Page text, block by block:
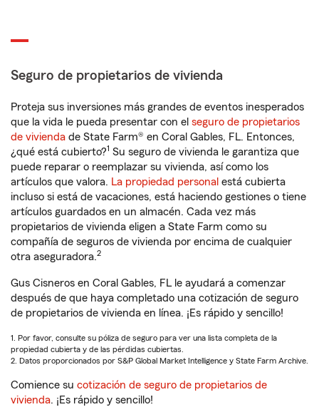
Seguro de propietarios de vivienda
Proteja sus inversiones más grandes de eventos inesperados
que la vida le pueda presentar con el seguro de propietarios
de vivienda de State Farm® en Coral Gables, FL. Entonces,
¿qué está cubierto?1 Su seguro de vivienda le garantiza que
puede reparar o reemplazar su vivienda, así como los
artículos que valora. La propiedad personal está cubierta
incluso si está de vacaciones, está haciendo gestiones o tiene
artículos guardados en un almacén. Cada vez más
propietarios de vivienda eligen a State Farm como su
compañía de seguros de vivienda por encima de cualquier
otra aseguradora.2
Gus Cisneros en Coral Gables, FL le ayudará a comenzar
después de que haya completado una cotización de seguro
de propietarios de vivienda en línea. ¡Es rápido y sencillo!
1. Por favor, consulte su póliza de seguro para ver una lista completa de la
propiedad cubierta y de las pérdidas cubiertas.
2. Datos proporcionados por S&P Global Market Intelligence y State Farm Archive.
Comience su cotización de seguro de propietarios de
vivienda. ¡Es rápido y sencillo!